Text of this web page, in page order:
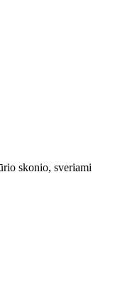
skonio, sveriami